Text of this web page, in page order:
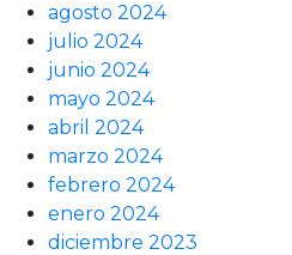
agosto 2024
julio 2024
junio 2024
mayo 2024
abril 2024
marzo 2024
febrero 2024
enero 2024
diciembre 2023